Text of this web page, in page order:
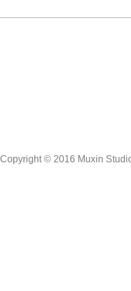
Copyright © 2016 Muxin